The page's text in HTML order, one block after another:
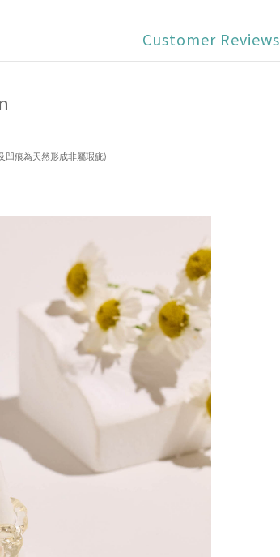
Customer Reviews
凹痕為天然形成非屬瑕疵)